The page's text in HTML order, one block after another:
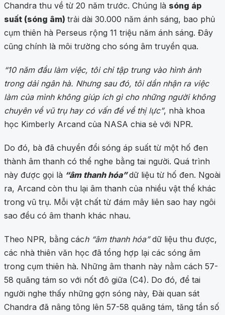
Chandra thu về từ 20 năm trước. Chúng là sóng áp
suất (sóng âm) trải dài 30.000 năm ánh sáng, bao phủ
cụm thiên hà Perseus rộng 11 triệu năm ánh sáng. Đây
cũng chính là môi trường cho sóng âm truyền qua.
“10 năm đầu làm việc, tôi chỉ tập trung vào hình ảnh
trong dải ngân hà. Nhưng sau đó, tôi dần nhận ra việc
làm của mình không giúp ích gì cho những người không
chuyên về vũ trụ hay có vấn đề về thị lực”, nhà khoa
học Kimberly Arcand của NASA chia sẻ với NPR.
Do đó, bà đã chuyển đổi sóng áp suất từ một hố đen
thành âm thanh có thể nghe bằng tai người. Quá trình
này được gọi là “âm thanh hóa”dữ liệu từ hố đen. Ngoài
ra, Arcand còn thu lại âm thanh của nhiều vật thể khác
trong vũ trụ. Mỗi vật chất từ đám mây liên sao hay ngôi
sao đều có âm thanh khác nhau.
Theo NPR, bằng cách “âm thanh hóa”dữ liệu thu được,
các nhà thiên văn học đã tổng hợp lại các sóng âm
trong cụm thiên hà. Những âm thanh này nằm cách 57-
58 quãng tám so với nốt đô giữa (C4). Do đó, để tai
người nghe thấy những gợn sóng này, Đài quan sát
Chandra đã nâng tông lên 57-58 quãng tám, tăng tần số